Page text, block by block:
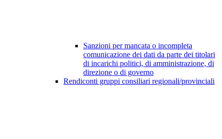
Sanzioni per mancata o incompleta
comunicazione dei dati da parte dei titolari
di incarichi politici, di amministrazione, di
direzione o di governo
Rendiconti gruppi consiliari regionali/provinciali